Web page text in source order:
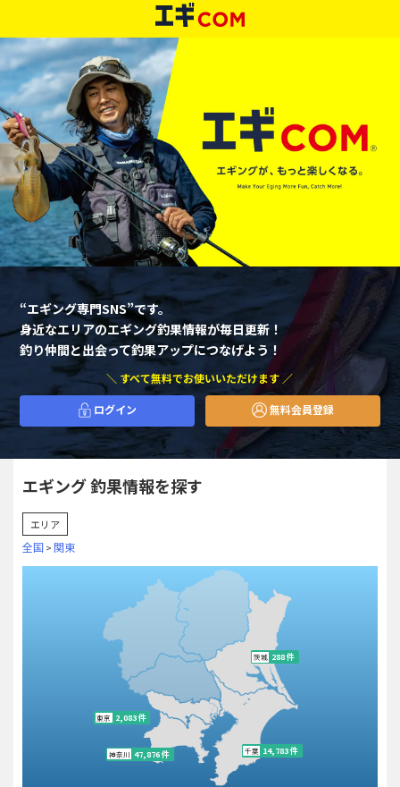
“エギング専門SNS”です。
身近なエリアのエギング釣果情報が毎日更新！
釣り仲間と出会って釣果アップにつなげよう！
＼ すべて無料でお使いいただけます ／
ログイン 無料会員登録
エギング 釣果情報を探す
エリア
全国> 関東